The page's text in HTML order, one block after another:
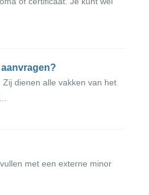
dienen alle vakken van het
met een externe minor